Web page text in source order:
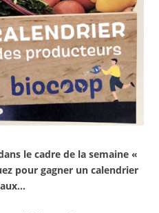
le cadre de la semaine «
pour gagner un calendrier